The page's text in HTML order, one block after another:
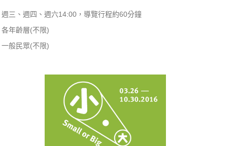
週三、週四、週六14:00，導覽行程約60分鐘
各年齡層(不限)
一般民眾(不限)